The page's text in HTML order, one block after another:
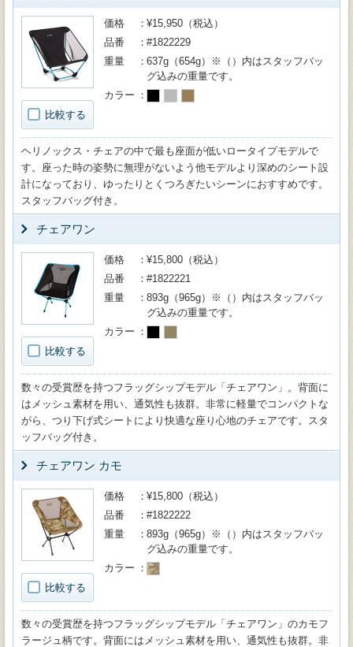
比較する
価格
¥15,950（税込）
品番
#1822229
重量
637g（654g）※（）内はスタッフバッ
グ込みの重量です。
カラー
ヘリノックス・チェアの中で最も座面が低いロータイプモデルで
す。座った時の姿勢に無理がないよう他モデルより深めのシート設
計になっており、ゆったりとくつろぎたいシーンにおすすめです。
スタッフバッグ付き。
チェアワン
比較する
価格
¥15,800（税込）
品番
#1822221
重量
893g（965g）※（）内はスタッフバッ
グ込みの重量です。
カラー
数々の受賞歴を持つフラッグシップモデル「チェアワン」。背面に
はメッシュ素材を用い、通気性も抜群。非常に軽量でコンパクトな
がら、つり下げ式シートにより快適な座り心地のチェアです。スタ
ッフバッグ付き。
チェアワン カモ
比較する
価格
¥15,800（税込）
品番
#1822222
重量
893g（965g）※（）内はスタッフバッ
グ込みの重量です。
カラー
数々の受賞歴を持つフラッグシップモデル「チェアワン」のカモフ
ラージュ柄です。背面にはメッシュ素材を用い、通気性も抜群。非